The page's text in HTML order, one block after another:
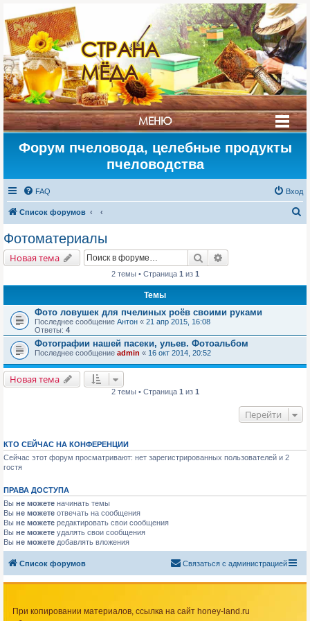
СТРАНА
МЁДА
МЕНЮ
Форум пчеловода, целебные продукты
пчеловодства
FAQ Вход
Список форумов
Фотоматериалы
Новая тема Поиск
2 темы • Страница 1 из 1
Темы
Фото ловушек для пчелиных роёв своими руками
Последнее сообщение Антон « 21 апр 2015, 16:08
Ответы: 4
Фотографии нашей пасеки, ульев. Фотоальбом
Последнее сообщение admin « 16 окт 2014, 20:52
Новая тема
2 темы • Страница 1 из 1
Перейти
КТО СЕЙЧАС НА КОНФЕРЕНЦИИ
Сейчас этот форум просматривают: нет зарегистрированных пользователей и 2
гостя
ПРАВА ДОСТУПА
Вы не можете начинать темы
Вы не можете отвечать на сообщения
Вы не можете редактировать свои сообщения
Вы не можете удалять свои сообщения
Вы не можете добавлять вложения
Список форумов Связаться с администрацией
При копировании материалов, ссылка на сайт honey-land.ru